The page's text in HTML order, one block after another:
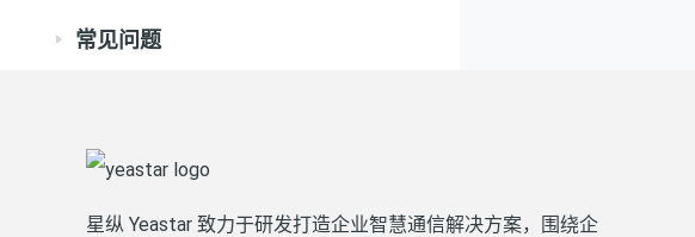
常见问题
星纵 Yeastar 致力于研发打造企业智慧通信解决方案，围绕企